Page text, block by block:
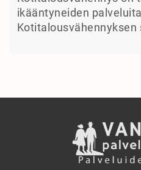
ikääntyneiden